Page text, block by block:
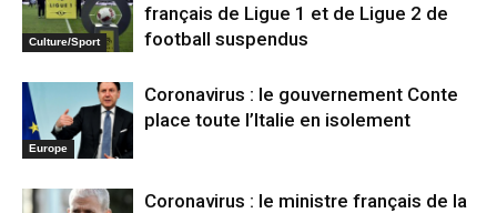
Culture/Sport
français de Ligue 1 et de Ligue 2 de
football suspendus
Europe
Coronavirus : le gouvernement Conte
place toute l’Italie en isolement
Coronavirus : le ministre français de la